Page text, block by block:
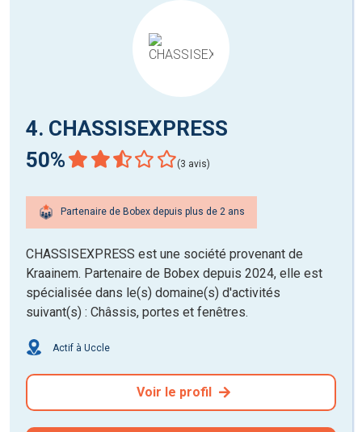
4. CHASSISEXPRESS
50%
(3 avis)
Partenaire de Bobex depuis plus de 2 ans
CHASSISEXPRESS est une société provenant de
Kraainem. Partenaire de Bobex depuis 2024, elle est
spécialisée dans le(s) domaine(s) d'activités
suivant(s) : Châssis, portes et fenêtres.
Actif à Uccle
Voir le profil